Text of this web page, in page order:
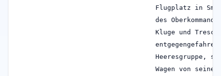
Flugplatz in
des
Kluge und
Heeresgruppe,
Wagen von